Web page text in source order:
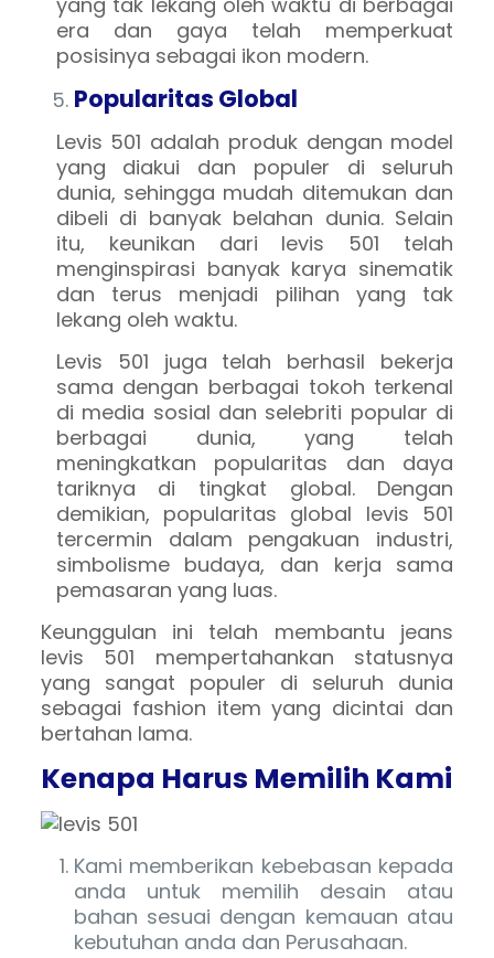
era dan gaya telah memperkuat
posisinya sebagai ikon modern.
Popularitas Global
Levis 501 adalah produk dengan model
yang diakui dan populer di seluruh
dunia, sehingga mudah ditemukan dan
dibeli di banyak belahan dunia. Selain
itu, keunikan dari levis 501 telah
menginspirasi banyak karya sinematik
dan terus menjadi pilihan yang tak
lekang oleh waktu.
Levis 501 juga telah berhasil bekerja
sama dengan berbagai tokoh terkenal
di media sosial dan selebriti popular di
berbagai dunia, yang telah
meningkatkan popularitas dan daya
tariknya di tingkat global. Dengan
demikian, popularitas global levis 501
tercermin dalam pengakuan industri,
simbolisme budaya, dan kerja sama
pemasaran yang luas.
Keunggulan ini telah membantu jeans
levis 501 mempertahankan statusnya
yang sangat populer di seluruh dunia
sebagai fashion item yang dicintai dan
bertahan lama.
Kenapa Harus Memilih Kami
Kami memberikan kebebasan kepada
anda untuk memilih desain atau
bahan sesuai dengan kemauan atau
kebutuhan anda dan Perusahaan.